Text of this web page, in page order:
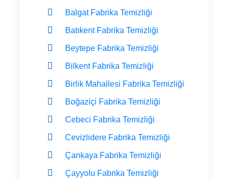
Balgat Fabrika Temizliği
Batıkent Fabrika Temizliği
Beytepe Fabrika Temizliği
Bilkent Fabrika Temizliği
Birlik Mahallesi Fabrika Temizliği
Boğaziçi Fabrika Temizliği
Cebeci Fabrika Temizliği
Cevizlidere Fabrika Temizliği
Çankaya Fabrika Temizliği
Çayyolu Fabrika Temizliği